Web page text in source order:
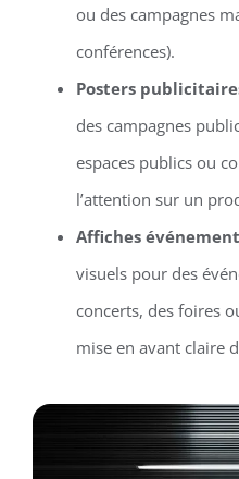
ou des campagnes
conférences).
Posters
des campagnes
espaces publics ou
l’attention sur un
Affiches
visuels pour des
concerts, des foires
mise en avant claire